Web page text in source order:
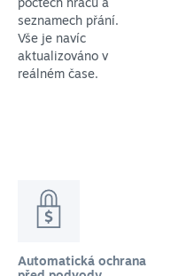
seznamech přání.
Vše je navíc
aktualizováno v
reálném čase.
Automatická ochrana